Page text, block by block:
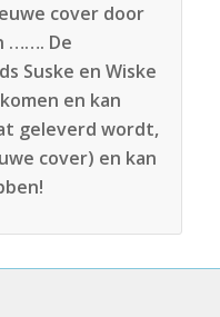
cover door
……. De
Suske en Wiske
en kan
geleverd wordt,
cover) en kan